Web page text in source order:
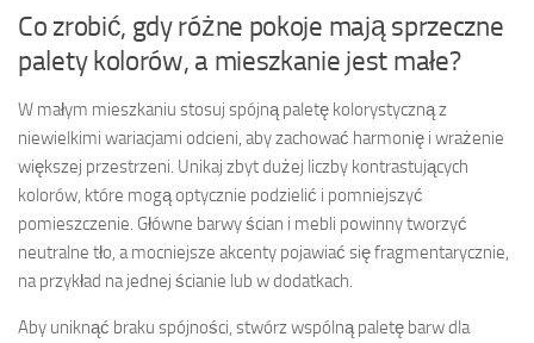
Co zrobić, gdy różne pokoje mają sprzeczne
palety kolorów, a mieszkanie jest małe?
W małym mieszkaniu stosuj spójną paletę kolorystyczną z
niewielkimi wariacjami odcieni, aby zachować harmonię i wrażenie
większej przestrzeni. Unikaj zbyt dużej liczby kontrastujących
kolorów, które mogą optycznie podzielić i pomniejszyć
pomieszczenie. Główne barwy ścian i mebli powinny tworzyć
neutralne tło, a mocniejsze akcenty pojawiać się fragmentarycznie,
na przykład na jednej ścianie lub w dodatkach.
Aby uniknąć braku spójności, stwórz wspólną paletę barw dla